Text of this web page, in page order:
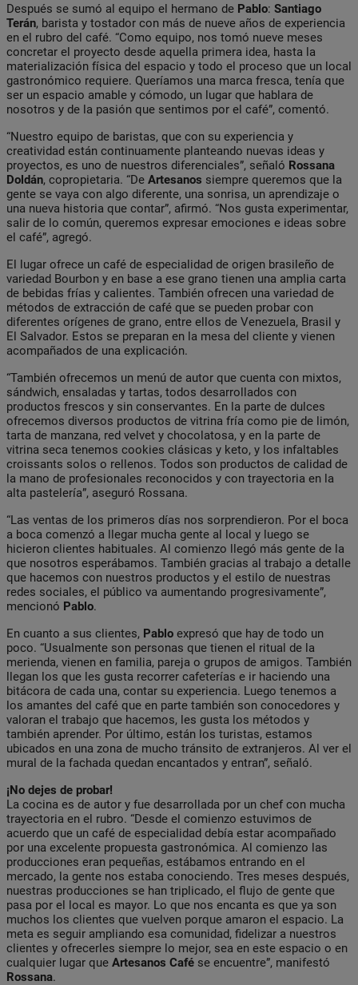
Después se sumó al equipo el hermano de Pablo: Santiago
Terán, barista y tostador con más de nueve años de experiencia
en el rubro del café. “Como equipo, nos tomó nueve meses
concretar el proyecto desde aquella primera idea, hasta la
materialización física del espacio y todo el proceso que un local
gastronómico requiere. Queríamos una marca fresca, tenía que
ser un espacio amable y cómodo, un lugar que hablara de
nosotros y de la pasión que sentimos por el café”, comentó.
“Nuestro equipo de baristas, que con su experiencia y
creatividad están continuamente planteando nuevas ideas y
proyectos, es uno de nuestros diferenciales”, señaló Rossana
Doldán, copropietaria. “De Artesanos siempre queremos que la
gente se vaya con algo diferente, una sonrisa, un aprendizaje o
una nueva historia que contar”, afirmó. “Nos gusta experimentar,
salir de lo común, queremos expresar emociones e ideas sobre
el café”, agregó.
El lugar ofrece un café de especialidad de origen brasileño de
variedad Bourbon y en base a ese grano tienen una amplia carta
de bebidas frías y calientes. También ofrecen una variedad de
métodos de extracción de café que se pueden probar con
diferentes orígenes de grano, entre ellos de Venezuela, Brasil y
El Salvador. Estos se preparan en la mesa del cliente y vienen
acompañados de una explicación.
“También ofrecemos un menú de autor que cuenta con mixtos,
sándwich, ensaladas y tartas, todos desarrollados con
productos frescos y sin conservantes. En la parte de dulces
ofrecemos diversos productos de vitrina fría como pie de limón,
tarta de manzana, red velvet y chocolatosa, y en la parte de
vitrina seca tenemos cookies clásicas y keto, y los infaltables
croissants solos o rellenos. Todos son productos de calidad de
la mano de profesionales reconocidos y con trayectoria en la
alta pastelería”, aseguró Rossana.
“Las ventas de los primeros días nos sorprendieron. Por el boca
a boca comenzó a llegar mucha gente al local y luego se
hicieron clientes habituales. Al comienzo llegó más gente de la
que nosotros esperábamos. También gracias al trabajo a detalle
que hacemos con nuestros productos y el estilo de nuestras
redes sociales, el público va aumentando progresivamente”,
mencionó Pablo.
En cuanto a sus clientes, Pablo expresó que hay de todo un
poco. “Usualmente son personas que tienen el ritual de la
merienda, vienen en familia, pareja o grupos de amigos. También
llegan los que les gusta recorrer cafeterías e ir haciendo una
bitácora de cada una, contar su experiencia. Luego tenemos a
los amantes del café que en parte también son conocedores y
valoran el trabajo que hacemos, les gusta los métodos y
también aprender. Por último, están los turistas, estamos
ubicados en una zona de mucho tránsito de extranjeros. Al ver el
mural de la fachada quedan encantados y entran”, señaló.
¡No dejes de probar!
La cocina es de autor y fue desarrollada por un chef con mucha
trayectoria en el rubro. “Desde el comienzo estuvimos de
acuerdo que un café de especialidad debía estar acompañado
por una excelente propuesta gastronómica. Al comienzo las
producciones eran pequeñas, estábamos entrando en el
mercado, la gente nos estaba conociendo. Tres meses después,
nuestras producciones se han triplicado, el flujo de gente que
pasa por el local es mayor. Lo que nos encanta es que ya son
muchos los clientes que vuelven porque amaron el espacio. La
meta es seguir ampliando esa comunidad, fidelizar a nuestros
clientes y ofrecerles siempre lo mejor, sea en este espacio o en
cualquier lugar que Artesanos Café se encuentre”, manifestó
Rossana.